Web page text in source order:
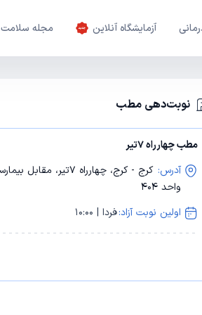
آزمایشگاه آنلاین مجله سلامت
نوبت‌دهی مطب
مطب چهارراه 7تیر
آدرس:
واحد 404
اولین نوبت آزاد:فردا | 10:00